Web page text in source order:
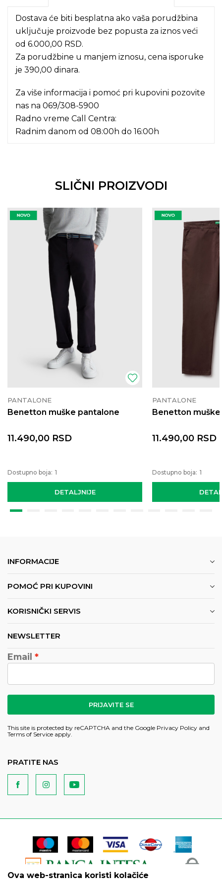
Dostava će biti besplatna ako vaša porudžbina
uključuje proizvode bez popusta za iznos veći
od 6.000,00 RSD.
Za porudžbine u manjem iznosu, cena isporuke
je 390,00 dinara.
Za više informacija i pomoć pri kupovini pozovite
nas na 069/308-5900
Radno vreme Call Centra:
Radnim danom od 08:00h do 16:00h
SLIČNI PROIZVODI
PANTALONE
Benetton muške pantalone
DETALJNIJE
11.490,00 RSD
Dostupno boja: 1
PANTALONE
Benetton
11.490,00 RSD
Dostupno boja: 1
INFORMACIJE
POMOĆ PRI KUPOVINI
KORISNIČKI SERVIS
NEWSLETTER
Email
PRIJAVITE SE
This site is protected by reCAPTCHA and the Google Privacy Policy and
Terms of Service apply.
PRATITE NAS
Ova web-stranica koristi kolačiće